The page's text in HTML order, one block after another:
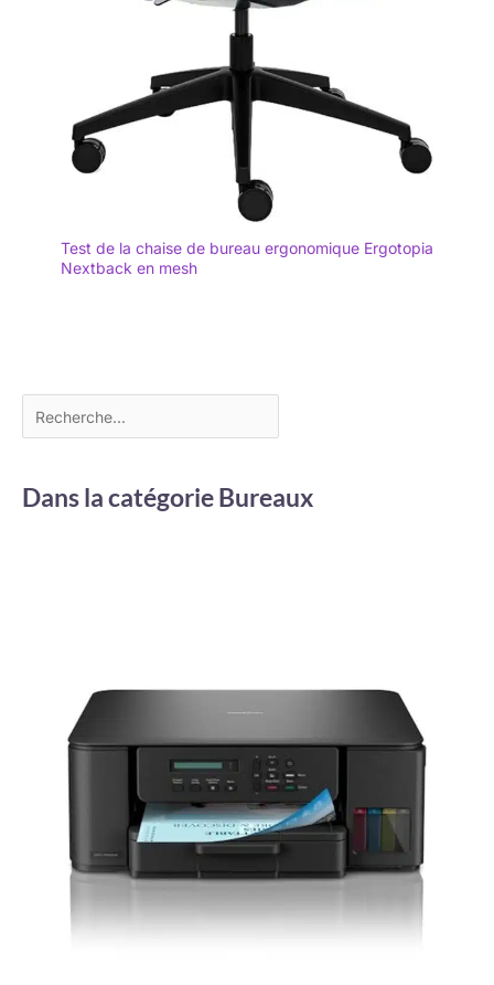
Test de la chaise de bureau ergonomique Ergotopia
Nextback en mesh
Dans la catégorie Bureaux